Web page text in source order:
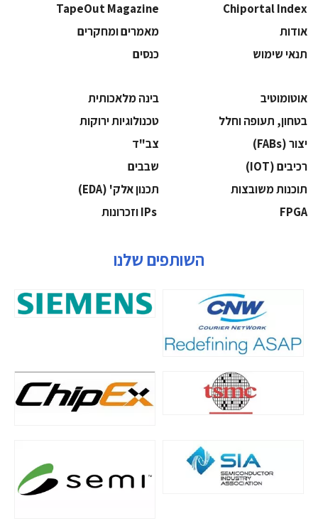
Chiportal Index
TapeOut Magazine
אודות
מאמרים ומחקרים
תנאי שימוש
כנסים
אוטומוטיב
בינה מלאכותית
בטחון, תעופה וחלל
‫טכנולוגיות ירוקות‬
‫יצור (‪(FABs‬‬
‫צב"ד‬
‫רכיבים‬ (IOT)
‫שבבים‬
‫תוכנות משובצות‬
‫תכנון אלק' (‪(EDA‬‬
‫‪FPGA‬‬
השותפים שלנו